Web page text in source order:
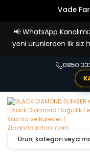
Vade
📢 WhatsApp
yeni ürünlerden ilk siz
0850